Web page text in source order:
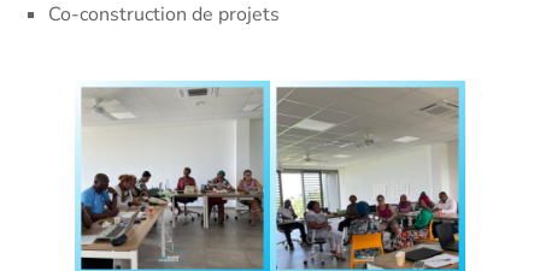
Co-construction de projets